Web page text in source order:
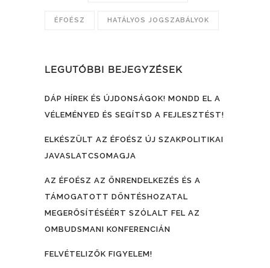
ÉFOÉSZ HATÁLYOS JOGSZABÁLYOK
LEGUTÓBBI BEJEGYZÉSEK
DÁP HÍREK ÉS ÚJDONSÁGOK! MONDD EL A
VÉLEMÉNYED ÉS SEGÍTSD A FEJLESZTÉST!
ELKÉSZÜLT AZ ÉFOÉSZ ÚJ SZAKPOLITIKAI
JAVASLATCSOMAGJA
AZ ÉFOÉSZ AZ ÖNRENDELKEZÉS ÉS A
TÁMOGATOTT DÖNTÉSHOZATAL
MEGERŐSÍTÉSÉÉRT SZÓLALT FEL AZ
OMBUDSMANI KONFERENCIÁN
FELVÉTELIZŐK FIGYELEM!